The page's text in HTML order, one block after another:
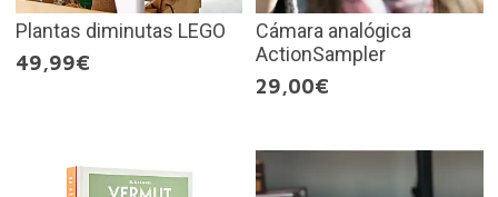
Plantas diminutas LEGO
49,99€
Cámara analógica
ActionSampler
29,00€